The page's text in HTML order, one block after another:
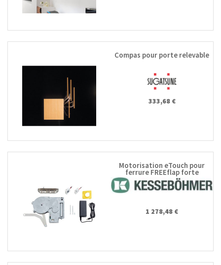
Compas pour porte relevable
333,68 €
Motorisation eTouch pour
ferrure FREEflap forte
1 278,48 €